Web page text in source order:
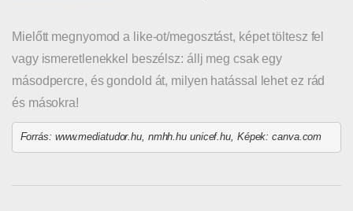
Mielőtt megnyomod a like-ot/megosztást, képet töltesz fel
vagy ismeretlenekkel beszélsz: állj meg csak egy
másodpercre, és gondold át, milyen hatással lehet ez rád
és másokra!
Forrás: www.mediatudor.hu, nmhh.hu unicef.hu, Képek: canva.com